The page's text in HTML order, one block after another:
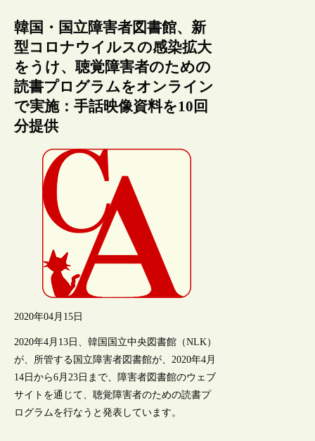
韓国・国立障害者図書館、新
型コロナウイルスの感染拡大
をうけ、聴覚障害者のための
読書プログラムをオンライン
で実施：手話映像資料を10回
分提供
2020年04月15日
2020年4月13日、韓国国立中央図書館（NLK）
が、所管する国立障害者図書館が、2020年4月
14日から6月23日まで、障害者図書館のウェブ
サイトを通じて、聴覚障害者のための読書プ
ログラムを行なうと発表しています。